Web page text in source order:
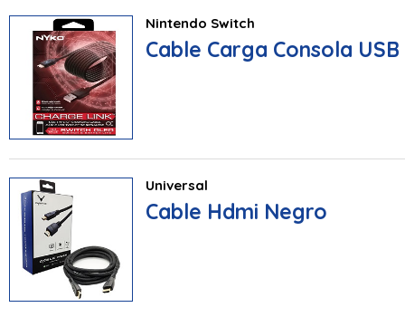
Nintendo Switch
Cable Carga Consola
Universal
Cable Hdmi Negro